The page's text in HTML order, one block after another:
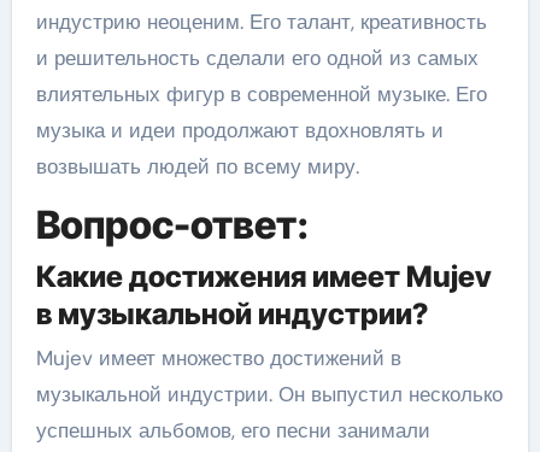
индустрию неоценим. Его талант, креативность
и решительность сделали его одной из самых
влиятельных фигур в современной музыке. Его
музыка и идеи продолжают вдохновлять и
возвышать людей по всему миру.
Вопрос-ответ:
Какие достижения имеет Mujev
в музыкальной индустрии?
Mujev имеет множество достижений в
музыкальной индустрии. Он выпустил несколько
успешных альбомов, его песни занимали